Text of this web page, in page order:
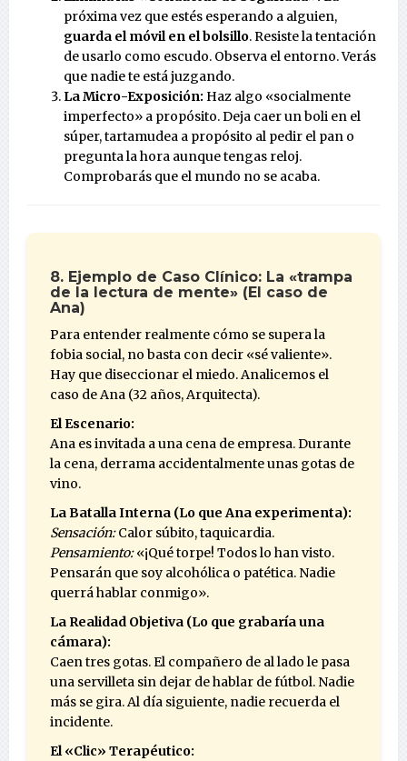
próxima vez que estés esperando a alguien,
guarda el móvil en el bolsillo. Resiste la tentación
de usarlo como escudo. Observa el entorno. Verás
que nadie te está juzgando.
La Micro-Exposición: Haz algo «socialmente
imperfecto» a propósito. Deja caer un boli en el
súper, tartamudea a propósito al pedir el pan o
pregunta la hora aunque tengas reloj.
Comprobarás que el mundo no se acaba.
8. Ejemplo de Caso Clínico: La «trampa
de la lectura de mente» (El caso de
Ana)
Para entender realmente cómo se supera la
fobia social, no basta con decir «sé valiente».
Hay que diseccionar el miedo. Analicemos el
caso de Ana (32 años, Arquitecta).
El Escenario:
Ana es invitada a una cena de empresa. Durante
la cena, derrama accidentalmente unas gotas de
vino.
La Batalla Interna (Lo que Ana experimenta):
Sensación:Calor súbito, taquicardia.
Pensamiento:«¡Qué torpe! Todos lo han visto.
Pensarán que soy alcohólica o patética. Nadie
querrá hablar conmigo».
La Realidad Objetiva (Lo que grabaría una
cámara):
Caen tres gotas. El compañero de al lado le pasa
una servilleta sin dejar de hablar de fútbol. Nadie
más se gira. Al día siguiente, nadie recuerda el
incidente.
El «Clic» Terapéutico: